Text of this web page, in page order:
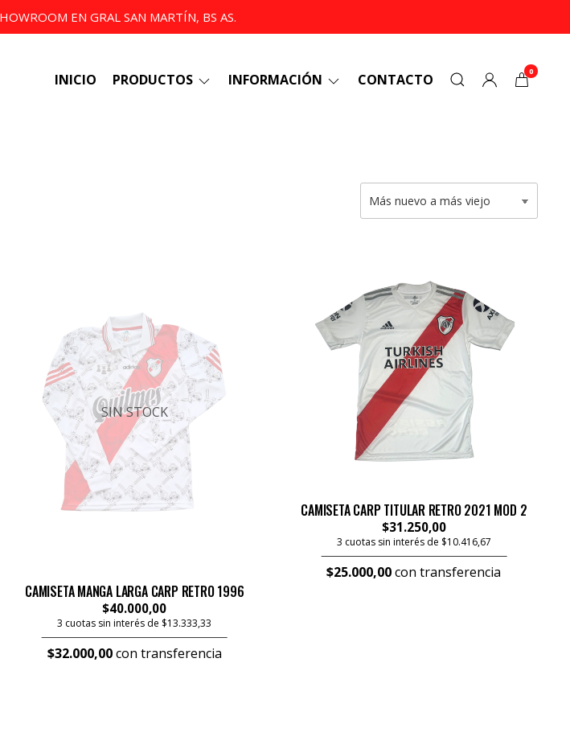
EN GRAL SAN MARTÍN, BS AS.
INICIO PRODUCTOS INFORMACIÓN CONTACTO 0
SIN STOCK
CAMISETA MANGA LARGA CARP RETRO 1996
$40.000,00
3 cuotas sin interés de $13.333,33
$32.000,00con transferencia
CAMISETA CARP TITULAR RETRO 2021 MOD 2
$31.250,00
3 cuotas sin interés de $10.416,67
$25.000,00con transferencia